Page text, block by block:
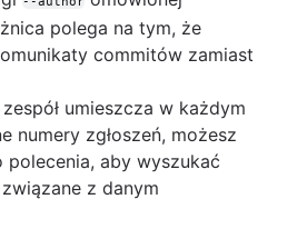
polega na tym, że
commitów zamiast
umieszcza w każdym
numery zgłoszeń, możesz
polecenia, aby wyszukać
z danym